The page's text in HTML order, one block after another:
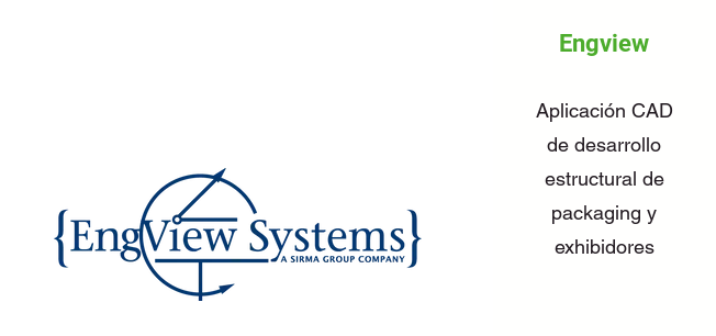
Engview
Aplicación CAD
de desarrollo
estructural de
packaging y
exhibidores